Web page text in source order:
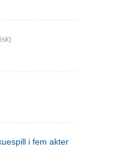
i fem akter